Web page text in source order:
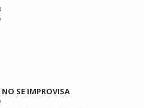
SE IMPROVISA